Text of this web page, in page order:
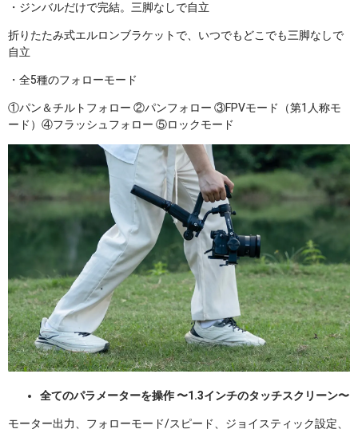
・ジンバルだけで完結。三脚なしで自立
折りたたみ式エルロンブラケットで、いつでもどこでも三脚なしで
自立
・全5種のフォローモード
①パン＆チルトフォロー ②パンフォロー ③FPVモード（第1人称モ
ード）④フラッシュフォロー ⑤ロックモード
全てのパラメーターを操作 〜1.3インチのタッチスクリーン〜
モーター出力、フォローモード/スピード、ジョイスティック設定、